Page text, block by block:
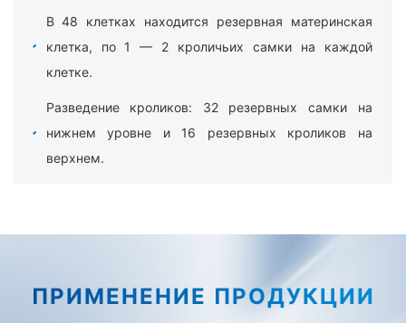
В 48 клетках находится резервная материнская
клетка, по 1 — 2 кроличьих самки на каждой
клетке.
Разведение кроликов: 32 резервных самки на
нижнем уровне и 16 резервных кроликов на
верхнем.
ширине клетки, позволяющей легко управлять
кроликами и ловить их.
ПРИМЕНЕНИЕ ПРОДУКЦИИ